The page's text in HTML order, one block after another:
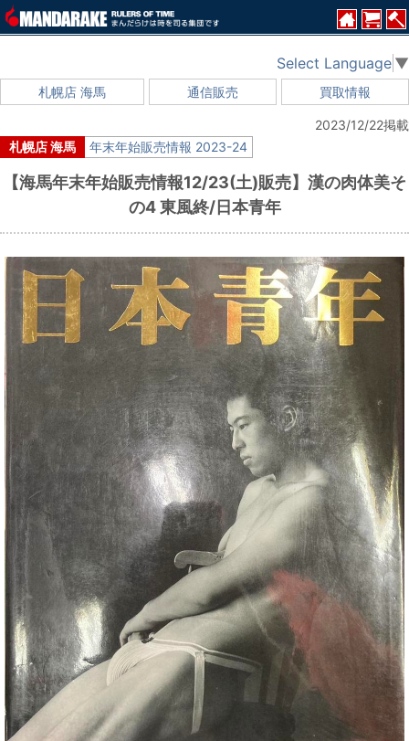
札幌店 海馬 通信販売 買取情報
Select Language ▼
札幌店 海馬 年末年始販売情報 2023-24
2023/12/22掲載
【海馬年末年始販売情報12/23(土)販売】漢の肉体美そ
の4 東風終/日本青年